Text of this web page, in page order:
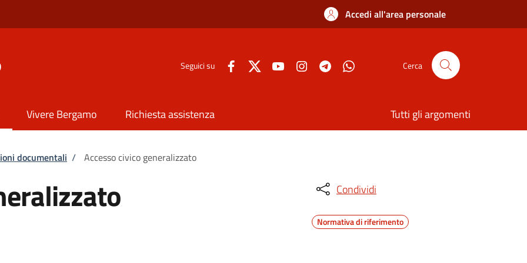
Accedi all'area personale
Seguici su Cerca
Vivere Bergamo Richiesta assistenza Tutti gli argomenti
documentali / Accesso civico generalizzato
Condividi
Normativa di riferimento